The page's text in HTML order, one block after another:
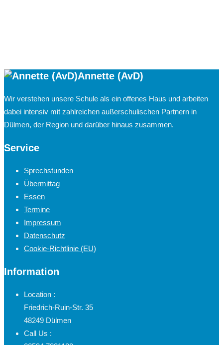
Annette (AvD)
Wir verstehen unsere Schule als ein offenes Haus und arbeiten
dabei intensiv mit zahlreichen außerschulischen Partnern in
Dülmen, der Region und darüber hinaus zusammen.
Service
Sprechstunden
Übermittag
Essen
Termine
Impressum
Datenschutz
Cookie-Richtlinie (EU)
Information
Location :
Friedrich-Ruin-Str. 35
48249 Dülmen
Call Us :